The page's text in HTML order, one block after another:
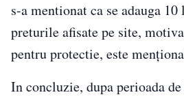
s-a mentionat ca se adauga
preturile afisate pe site,
pentru protectie, este
In concluzie, dupa perioada